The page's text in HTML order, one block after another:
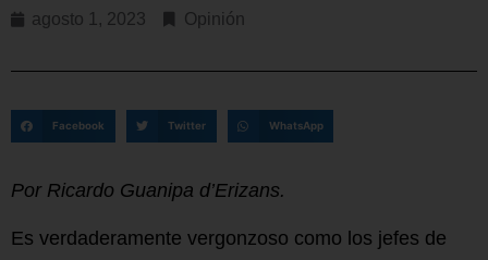
agosto 1, 2023 Opinión
Facebook Twitter WhatsApp
Por Ricardo Guanipa d’Erizans.
Es verdaderamente vergonzoso como los jefes de